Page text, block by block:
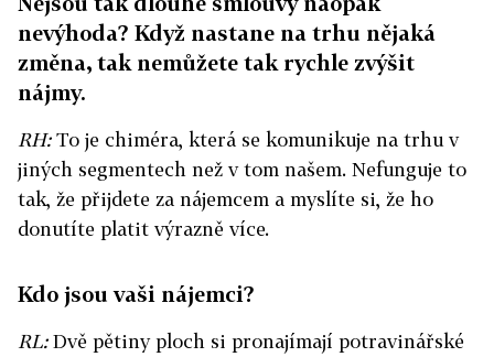
nevýhoda? Když nastane na trhu nějaká
změna, tak nemůžete tak rychle zvýšit
nájmy.
RH:To je chiméra, která se komunikuje na trhu v
jiných segmentech než v tom našem. Nefunguje to
tak, že přijdete za nájemcem a myslíte si, že ho
donutíte platit výrazně více.
Kdo jsou vaši nájemci?
RL:Dvě pětiny ploch si pronajímají potravinářské